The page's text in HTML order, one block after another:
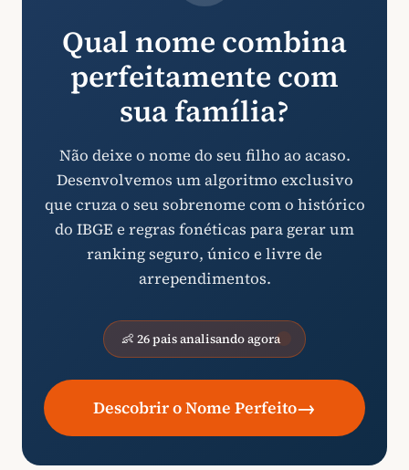
Qual nome combina
perfeitamente com
sua família?
Não deixe o nome do seu filho ao acaso.
Desenvolvemos um algoritmo exclusivo
que cruza o seu sobrenome com o histórico
do IBGE e regras fonéticas para gerar um
ranking seguro, único e livre de
arrependimentos.
👶 26 pais analisando agora
Descobrir o Nome Perfeito→